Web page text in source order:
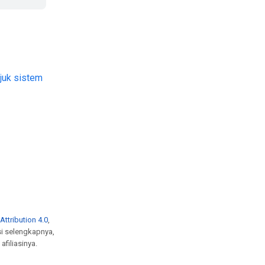
sistem
4.0
selengkapnya,